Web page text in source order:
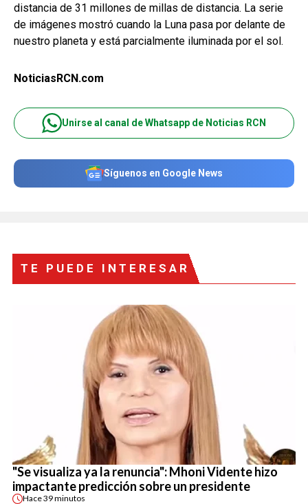
distancia de 31 millones de millas de distancia. La serie
de imágenes mostró cuando la Luna pasa por delante de
nuestro planeta y está parcialmente iluminada por el sol.
NoticiasRCN.com
Unirse al canal de Whatsapp de Noticias RCN
Síguenos en Google News
TE PUEDE INTERESAR
"Se visualiza ya la renuncia": Mhoni Vidente hizo
impactante predicción sobre un presidente
Hace39 minutos